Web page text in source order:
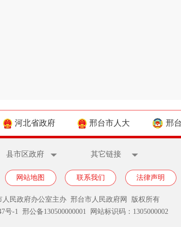
河北省政府 邢台市人大 邢
县市区政府 其它链接
网站地图 联系我们 法律声明
人民政府办公室主办 邢台市人民政府网 版权所有
号-1 邢公备130500000001 网站标识码：1305000002